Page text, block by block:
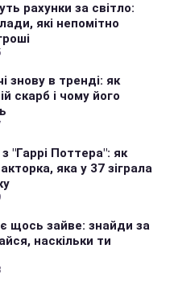
рахунки за світло:
які непомітно
знову в тренді: як
скарб і чому його
"Гаррі Поттера": як
яка у 37 зіграла
є щось зайве: знайди за
наскільки ти